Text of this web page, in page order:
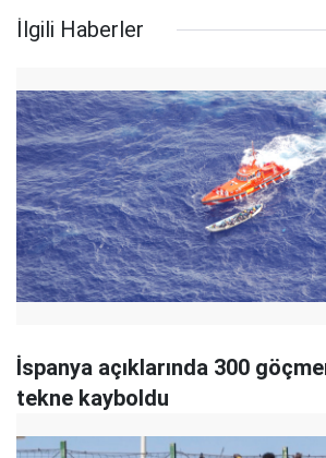
İlgili Haberler
İspanya açıklarında 300
tekne kayboldu